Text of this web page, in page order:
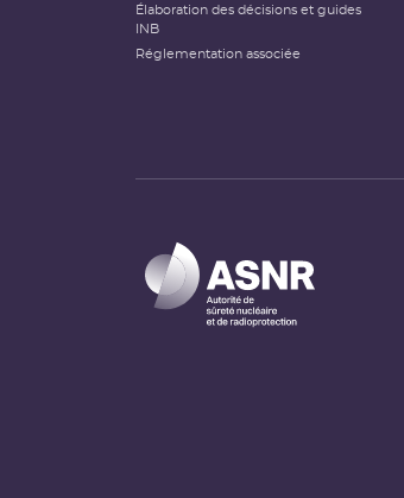
Élaboration des décisions et guides
INB
Réglementation associée